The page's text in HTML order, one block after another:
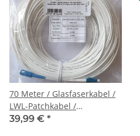
70 Meter / Glasfaserkabel /
LWL-Patchkabel /
Singlemode / G657.A2
39,99 € *